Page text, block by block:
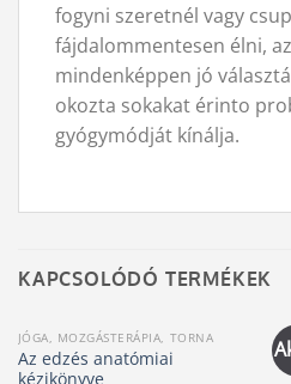
fogyni szeretnél vagy
fájdalommentesen élni,
mindenképpen jó
okozta sokakat érinto
gyógymódját kínálja.
KAPCSOLÓDÓ TERMÉKEK
JÓGA, MOZGÁSTERÁPIA, TORNA
Az edzés anatómiai
kézikönyve